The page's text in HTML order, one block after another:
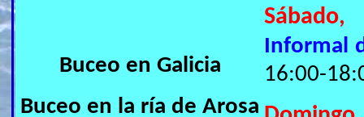
Buceo en Galicia
Buceo en la ría de Arosa
Informal
16:00-